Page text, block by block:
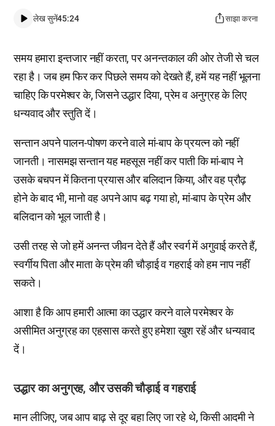
लेख सुनें45:24 साझा करना
समय हमारा इन्तजार नहीं करता, पर अनन्तकाल की ओर तेजी से चल
रहा है। जब हम फिर कर पिछले समय को देखते हैं, हमें यह नहीं भूलना
चाहिए कि परमेश्वर के, जिसने उद्धार दिया, प्रेम व अनुग्रह के लिए
धन्यवाद और स्तुति दें।
सन्तान अपने पालन-पोषण करने वाले मां-बाप के प्रयत्न को नहीं
जानती। नासमझ सन्तान यह महसूस नहीं कर पाती कि मां-बाप ने
उसके बचपन में कितना प्रयास और बलिदान किया, और वह प्रौढ़
होने के बाद भी, मानो वह अपने आप बढ़ गया हो, मां-बाप के प्रेम और
बलिदान को भूल जाती है।
उसी तरह से जो हमें अनन्त जीवन देते हैं और स्वर्ग में अगुवाई करते हैं,
स्वर्गीय पिता और माता के प्रेम की चौड़ाई व गहराई को हम नाप नहीं
सकते।
आशा है कि आप हमारी आत्मा का उद्धार करने वाले परमेश्वर के
असीमित अनुग्रह का एहसास करते हुए हमेशा खुश रहें और धन्यवाद
दें।
उद्धार का अनुग्रह, और उसकी चौड़ाई व गहराई
मान लीजिए, जब आप बाढ़ से दूर बहा लिए जा रहे थे, किसी आदमी ने